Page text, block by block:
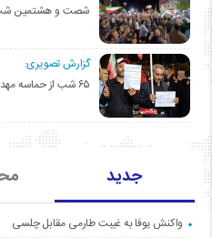
شصت و هشتمین شب
گزارش تصویری:
۶۵ شب از حماسه مهدیشهری ها گذشت
جدید
واکنش یوفا به غیبت طارمی مقابل چلسی